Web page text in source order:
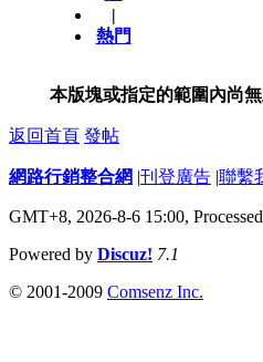
|
熱門
本版塊或指定的範圍內尚無
返回首頁 發帖
網路行銷整合網 |刊登廣告 |聯繫
GMT+8, 2026-8-6 15:00,
Powered by Discuz! 7.1
© 2001-2009 Comsenz Inc.